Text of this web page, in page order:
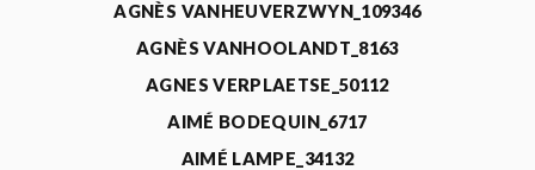
AGNÈS VANHEUVERZWYN_109346
AGNÈS VANHOOLANDT_8163
AGNES VERPLAETSE_50112
AIMÉ BODEQUIN_6717
AIMÉ LAMPE_34132